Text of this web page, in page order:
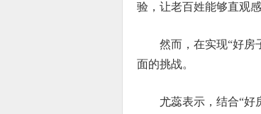
验，让老百姓能够直观
然而，在实现“好房
面的挑战。
尤蕊表示，结合“好